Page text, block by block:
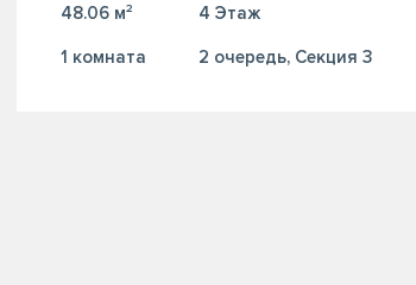
48.06 м² 4 Этаж
1 комната 2 очередь, Секция 3